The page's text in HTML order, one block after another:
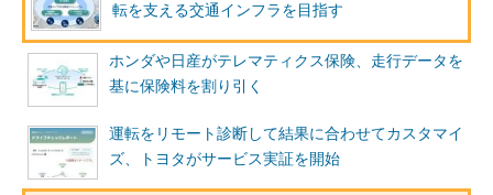
転を支える交通インフラを目指す
ホンダや日産がテレマティクス保険、走行データを
基に保険料を割り引く
運転をリモート診断して結果に合わせてカスタマイ
ズ、トヨタがサービス実証を開始